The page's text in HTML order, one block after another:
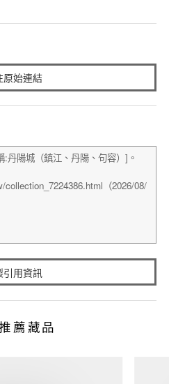
原始連結
引用資訊
薦藏品